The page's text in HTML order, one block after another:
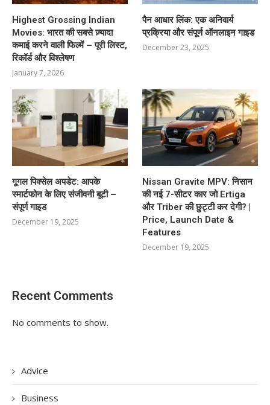
Highest Grossing Indian
Movies: भारत की सबसे ज़्यादा
कमाई करने वाली फिल्में – पूरी लिस्ट,
रिकॉर्ड और विश्लेषण
January 7, 2026
पैन आधार लिंक: एक अनिवार्य
प्रक्रिया और संपूर्ण ऑनलाइन गाइड
December 23, 2025
गूगल पिक्सेल अपडेट: आपके
स्मार्टफोन के लिए संजीवनी बूटी –
संपूर्ण गाइड
December 19, 2025
Nissan Gravite MPV: निसान
की नई 7-सीटर कार जो Ertiga
और Triber की छुट्टी कर देगी? |
Price, Launch Date &
Features
December 19, 2025
Recent Comments
No comments to show.
Advice
Business